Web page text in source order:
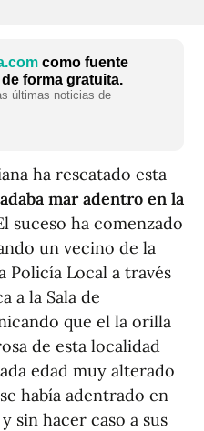
como fuente
forma gratuita.
últimas noticias de
ha rescatado esta
mar adentro en la
suceso ha comenzado
un vecino de la
Policía Local a través
a la Sala de
que el la orilla
de esta localidad
edad muy alterado
había adentrado en
sin hacer caso a sus